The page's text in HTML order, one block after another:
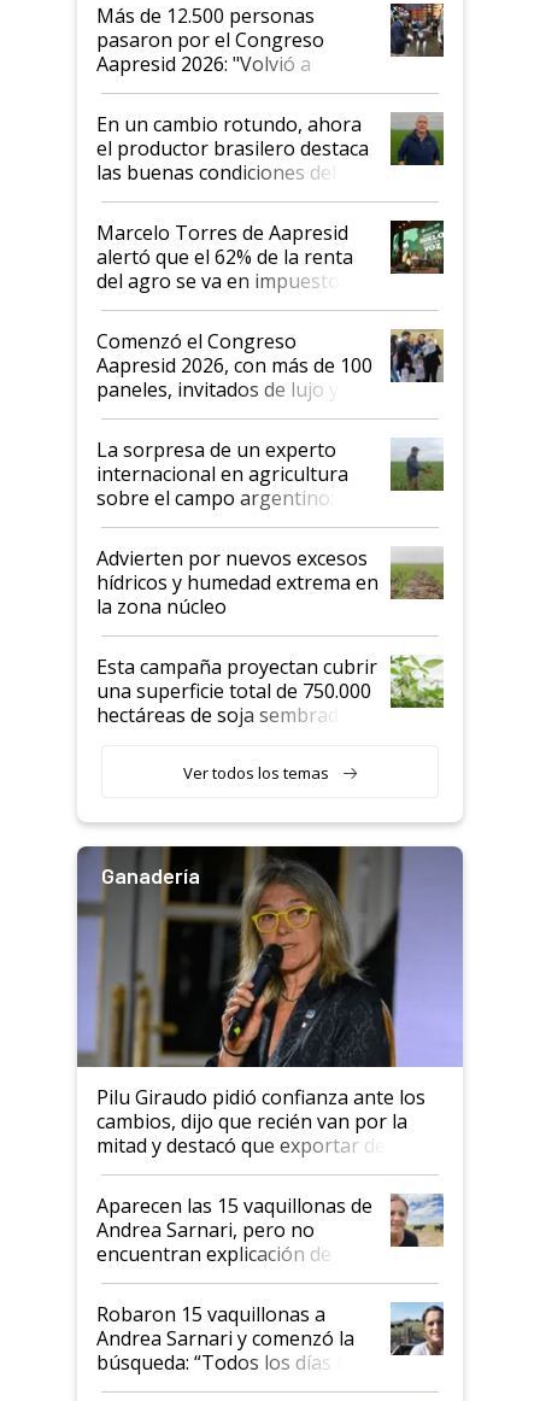
Más de 12.500 personas
pasaron por el Congreso
Aapresid 2026: "Volvió a
demostrar que hablar del
suelo es hablar de todo el
sistema productivo"
En un cambio rotundo, ahora
el productor brasilero destaca
las buenas condiciones del
agro argentino para invertir:
"Los veo más motivados"
Marcelo Torres de Aapresid
alertó que el 62% de la renta
del agro se va en impuestos:
"No es bueno que en
Argentina se sigan discutiendo
las mismas cosas de hace 50
años"
Comenzó el Congreso
Aapresid 2026, con más de 100
paneles, invitados de lujo y
todas las tendencias
La sorpresa de un experto
internacional en agricultura
sobre el campo argentino:
"Estoy muy impresionado"
Advierten por nuevos excesos
hídricos y humedad extrema en
la zona núcleo
Esta campaña proyectan cubrir
una superficie total de 750.000
hectáreas de soja sembradas
variedades que marcan un
salto tecnológico en genética y
Ver todos los temas
Ganadería
Pilu Giraudo pidió confianza ante los
cambios, dijo que recién van por la
mitad y destacó que exportar dejó de
ser "para unos pocos": "Tenemos un
mandato muy claro del gobierno
nacional"
Aparecen las 15 vaquillonas de
Andrea Sarnari, pero no
encuentran explicación de
cómo llegaron allí
Robaron 15 vaquillonas a
Andrea Sarnari y comenzó la
búsqueda: “Todos los días le
toca a algún productor”